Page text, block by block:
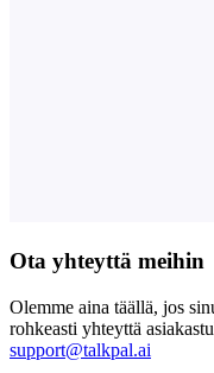
Ota yhteyttä meihin
Olemme aina täällä, jos
rohkeasti yhteyttä
support@talkpal.ai